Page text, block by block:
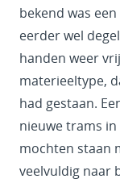
bekend was
eerder wel
handen weer
materieeltype,
had gestaan.
nieuwe trams
mochten staan
veelvuldig naar